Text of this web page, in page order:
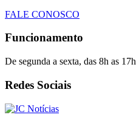
FALE CONOSCO
Funcionamento
De segunda a sexta, das 8h as 17h
Redes Sociais